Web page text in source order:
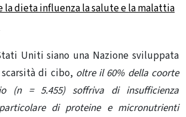
la dieta influenza la salute e la malattia
Uniti siano una Nazione sviluppata
di cibo, oltre il 60% della coorte
(n = 5.455) soffriva di insufficienza
di proteine ​​e micronutrienti